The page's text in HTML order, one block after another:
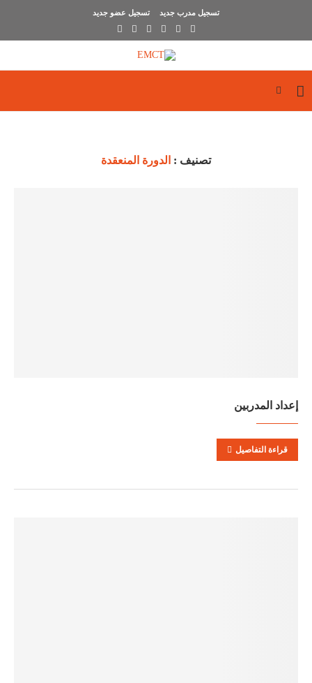
تسجيل مدرب جديد تسجيل عضو جديد
تصنيف : الدورة المنعقدة
إعداد المدربين
قراءة التفاصيل